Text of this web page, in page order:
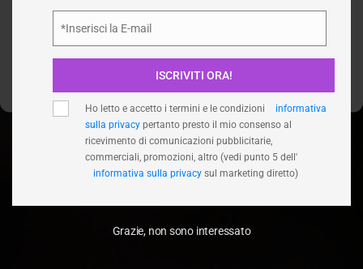
Accetta
Nega
Visualizza le preferenze
*Inserisci la E-mail
ISCRIVITI ORA!
Ho letto e accetto i termini e le condizioni
informativa
sulla privacy pertanto presto il mio consenso al
ricevimento di comunicazioni pubblicitarie,
commerciali, promozioni, altro (vedi punto 5 dell'
informativa sulla privacy sul marketing diretto)
Grazie, non sono interessato